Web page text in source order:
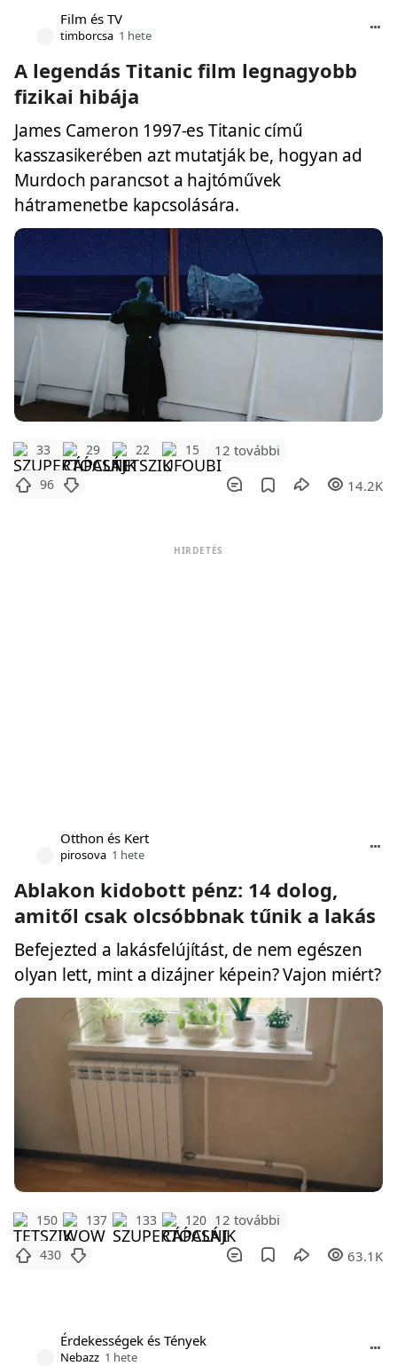
Film és TV
timborcsa 1 hete
A legendás Titanic film legnagyobb
fizikai hibája
James Cameron 1997-es Titanic című
kasszasikerében azt mutatják be, hogyan ad
Murdoch parancsot a hajtóművek
hátramenetbe kapcsolására.
33 29 22 15 12 további
96 14.2K
HIRDETÉS
Otthon és Kert
pirosova 1 hete
Ablakon kidobott pénz: 14 dolog,
amitől csak olcsóbbnak tűnik a lakás
Befejezted a lakásfelújítást, de nem egészen
olyan lett, mint a dizájner képein? Vajon miért?
150 137 133 120 12 további
430 63.1K
Érdekességek és Tények
Nebazz 1 hete